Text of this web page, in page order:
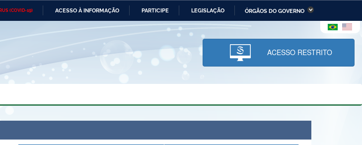
(COVID-19) ACESSO À INFORMAÇÃO PARTICIPE LEGISLAÇÃO ÓRGÃOS DO GOVERNO
Ministério das Relações Ministério da Economia Ministério da Infraestrutura
Ministério da Ciência,
Tecnologia, Inovações e
Comunicações
e dos Direitos Humanos
Banco Central do Brasil Planalto
ACESSO RESTRITO